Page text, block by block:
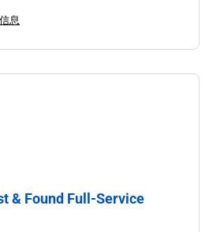
息
& Found Full-Service